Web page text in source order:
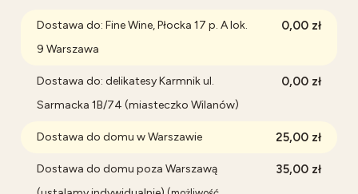
Dostawa do: Fine Wine, Płocka 17 p. A lok.
9 Warszawa
0,00 zł
Dostawa do: delikatesy Karmnik ul.
Sarmacka 1B/74 (miasteczko Wilanów)
0,00 zł
Dostawa do domu w Warszawie 25,00 zł
Dostawa do domu poza Warszawą
35,00 zł